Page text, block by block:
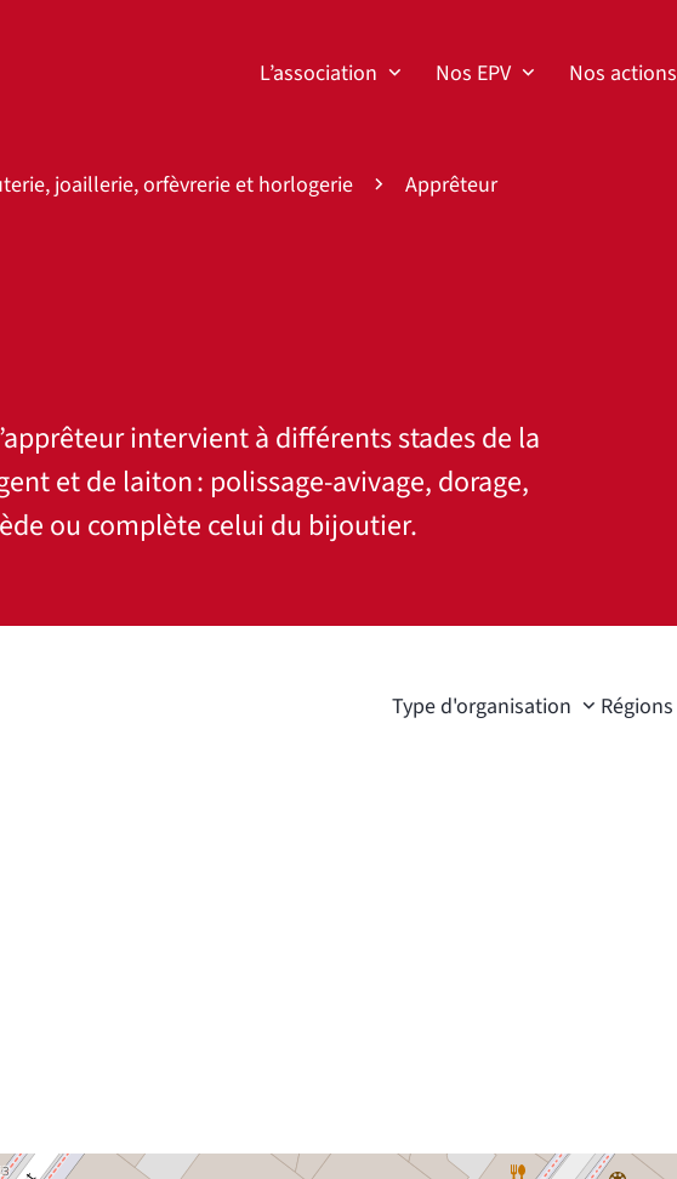
L’association Nos EPV Nos actions
joaillerie, orfèvrerie et horlogerie Apprêteur
intervient à différents stades de la
et de laiton : polissage-avivage, dorage,
ou complète celui du bijoutier.
Type d'organisation Régions